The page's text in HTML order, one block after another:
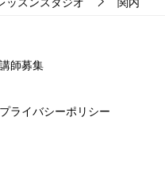
講師募集
プライバシーポリシー